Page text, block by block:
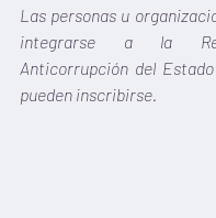
Las personas u
integrarse a la
Anticorrupción del
pueden inscribirse.